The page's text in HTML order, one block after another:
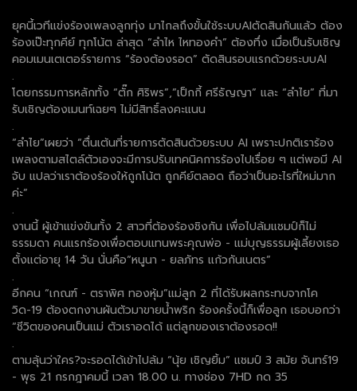
ยุคนี้เวทีแข่งร้องเพลงลูกทุ่ง มาไกลถึงขั้นใช้ระบบAIตัดสินกันแล้ว ต้อง
ร้องเป๊ะทุกคีย์ ทุกโน้ต ล่าสุด “ลำไห ไหทองคำ” ต้องทึ่ง เมื่อเป็นรับเชิญ
คอมเมนเตเตอร์รายการ “ร้องต้องรอด” ตัดสินรอบแรกด้วยระบบAI
.
โดยกรรมการหลักทั้ง “ตั๊ก ศิริพร”,”เป็กกี้ ศรีธัญญา” และ “ลำไย” ที่มา
รับเชิญต้องเมนท์เฉยๆ ไม่มีสิทธิ์ลงคะแนน
.
“ลำไย”เผยว่า “ตื่นเต้นที่รายการตัดสินด้วยระบบ AI เพราะปกติเราร้อง
เพลงตามสไตล์ตัวเองจะมีการปรับเทคนิคการร้องไปเรื่อย ๆ แต่พอมี AI
จับ แปลว่าเราต้องร้องให้ถูกโน้ต ถูกคีย์ตลอด ถือว่าเป็นอะไรที่ใหม่มาก
ค่ะ”
.
งานนี้ ผู้เข้าแข่งขันทั้ง 2 สาวที่ต้องร้องชิงกัน เพื่อไปล้มแชมป์ก็ไม่
ธรรมดา คนแรกร้องเพื่อตอบแทนพระคุณพ่อ - แม่บุญธรรมผู้เลี้ยงเธอ
ตั้งแต่อายุ 14 วัน นั่นคือ“หนูนา - ยลภัทร แก้วกันเนตร”
.
อีกคน “เกณฑ์ - ตราพิศ ทองหุ้ม”แม่ลูก 2 ที่ได้รับผลกระทบจากโค
วิด-19 ต้องตกงานผันตัวมาขายน้ำพริก ร้องครั้งนี้ก็เพื่อลูก เธอบอกว่า
“ชีวิตของคนเป็นแม่ ตัวเราอดได้ แต่ลูกของเราต้องรอด!!
.
ตามลุ้นว่าใคร?จะรอดได้เข้าไปล้ม “นุ้ย เชิญยิ้ม” แชมป์ 3 สมัย จันทร์19
- พุธ 21 กรกฎาคมนี้ เวลา 18.00 น. ทางช่อง 7HD กด 35